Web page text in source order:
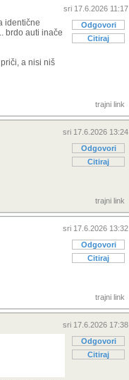
sri 17.6.2026 11:17
Odgovori
Citiraj
identične
brdo auti inače
a nisi niš
trajni link
sri 17.6.2026 13:24
Odgovori
Citiraj
trajni link
sri 17.6.2026 13:32
Odgovori
Citiraj
trajni link
sri 17.6.2026 17:38
Odgovori
Citiraj